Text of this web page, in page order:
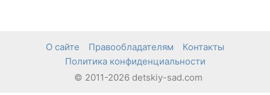
О сайте Правообладателям
Контакты
Политика конфиденциальности
© 2011-2026 detskiy-sad.com